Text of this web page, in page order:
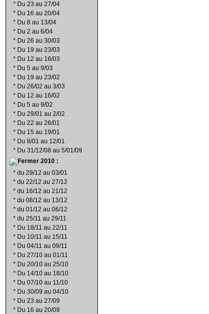
* Du 23 au 27/04
* Du 16 au 20/04
* Du 8 au 13/04
* Du 2 au 6/04
* Du 26 au 30/03
* Du 19 au 23/03
* Du 12 au 16/03
* Du 5 au 9/03
* Du 19 au 23/02
* Du 26/02 au 3/03
* Du 12 au 16/02
* Du 5 au 9/02
* Du 29/01 au 2/02
* Du 22 au 26/01
* Du 15 au 19/01
* Du 8/01 au 12/01
* Du 31/12/08 au 5/01/09
2010 :
* du 29/12 au 03/01
* du 22/12 au 27/12
* du 16/12 au 21/12
* du 08/12 au 13/12
* du 01/12 au 06/12
* du 25/11 au 29/11
* Du 18/11 au 22/11
* Du 10/11 au 15/11
* Du 04/11 au 09/11
* Du 27/10 au 01/11
* Du 20/10 au 25/10
* Du 14/10 au 18/10
* Du 07/10 au 11/10
* Du 30/09 au 04/10
* Du 23 au 27/09
* Du 16 au 20/09